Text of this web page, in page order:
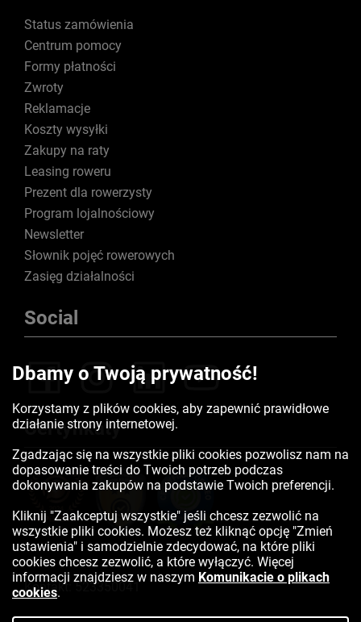
Status zamówienia
Centrum pomocy
Formy płatności
Zwroty
Reklamacje
Koszty wysyłki
Zakupy na raty
Leasing roweru
Prezent dla rowerzysty
Program lojalnościowy
Newsletter
Słownik pojęć rowerowych
Zasięg działalności
Social
Certyfikaty
Kontakt:523350041
Dbamy o Twoją prywatność!
Korzystamy z plików cookies, aby zapewnić prawidłowe
działanie strony internetowej.
Zgadzając się na wszystkie pliki cookies pozwolisz nam na
dopasowanie treści do Twoich potrzeb podczas
dokonywania zakupów na podstawie Twoich preferencji.
Kliknij "Zaakceptuj wszystkie" jeśli chcesz zezwolić na
wszystkie pliki cookies. Możesz też kliknąć opcję "Zmień
ustawienia" i samodzielnie zdecydować, na które pliki
cookies chcesz zezwolić, a które wyłączyć. Więcej
informacji znajdziesz w naszym Komunikacie o plikach
cookies.